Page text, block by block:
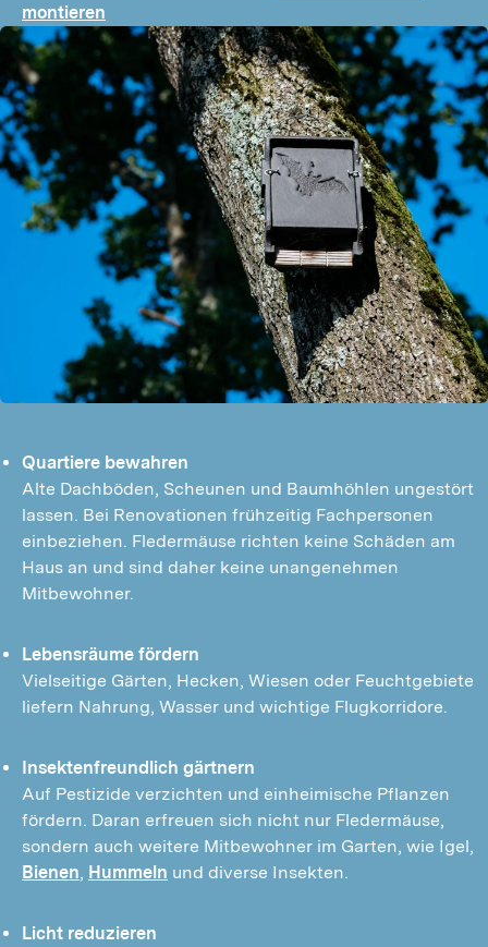
montieren
Quartiere bewahren
Alte Dachböden, Scheunen und Baumhöhlen ungestört
lassen. Bei Renovationen frühzeitig Fachpersonen
einbeziehen. Fledermäuse richten keine Schäden am
Haus an und sind daher keine unangenehmen
Mitbewohner.
Lebensräume fördern
Vielseitige Gärten, Hecken, Wiesen oder Feuchtgebiete
liefern Nahrung, Wasser und wichtige Flugkorridore.
Insektenfreundlich gärtnern
Auf Pestizide verzichten und einheimische Pflanzen
fördern. Daran erfreuen sich nicht nur Fledermäuse,
sondern auch weitere Mitbewohner im Garten, wie Igel,
Bienen, Hummeln und diverse Insekten.
Licht reduzieren